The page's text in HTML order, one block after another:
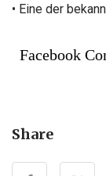
• Eine der
Facebook
Share